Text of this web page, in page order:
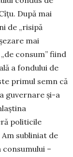
După mai
de „risipă
mai
consum” fiind
a fondului de
primul semn că
guvernare și-a
politicile
subliniat de
–